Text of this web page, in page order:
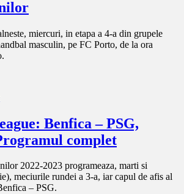
miercuri, in etapa a 4-a din grupele
masculin, pe FC Porto, de la ora
Benfica – PSG,
complet
2022-2023 programeaza, marti si
meciurile rundei a 3-a, iar capul de afis al
– PSG.